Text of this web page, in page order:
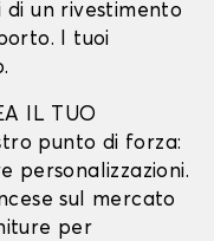
un rivestimento
I tuoi
IL TUO
punto di forza:
personalizzazioni.
sul mercato
per